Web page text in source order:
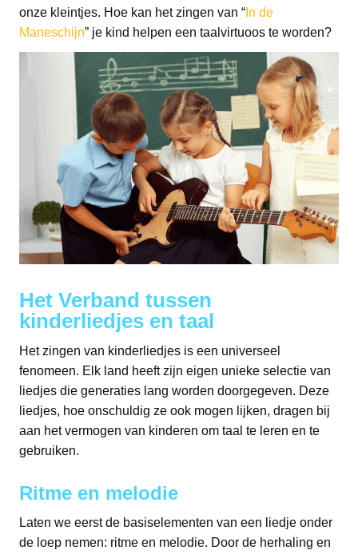
onze kleintjes. Hoe kan het zingen van “ In de
Maneschijn” je kind helpen een taalvirtuoos te worden?
Het Verband tussen
kinderliedjes en taal
Het zingen van kinderliedjes is een universeel
fenomeen. Elk land heeft zijn eigen unieke selectie van
liedjes die generaties lang worden doorgegeven. Deze
liedjes, hoe onschuldig ze ook mogen lijken, dragen bij
aan het vermogen van kinderen om taal te leren en te
gebruiken.
Ritme en melodie
Laten we eerst de basiselementen van een liedje onder
de loep nemen: ritme en melodie. Door de herhaling en